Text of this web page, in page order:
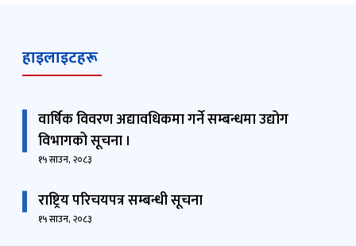
हाइलाइटहरू
वार्षिक विवरण अद्यावधिकमा गर्ने सम्बन्धमा उद्योग
विभागको सूचना ।
१५ साउन, २०८३
राष्ट्रिय परिचयपत्र सम्बन्धी सूचना
१५ साउन, २०८३